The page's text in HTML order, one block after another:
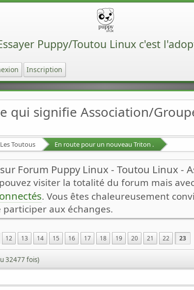
Puppy/Toutou Linux c'est
Inscription
qui signifie Association/
Les Toutous En route pour un nouveau Triton .
Forum Puppy Linux - Toutou Linux -
visiter la totalité du forum mais
. Vous êtes chaleureusement
aux échanges.
12 13 14 15 16 17 18 19 20 21 22 23
32477 fois)